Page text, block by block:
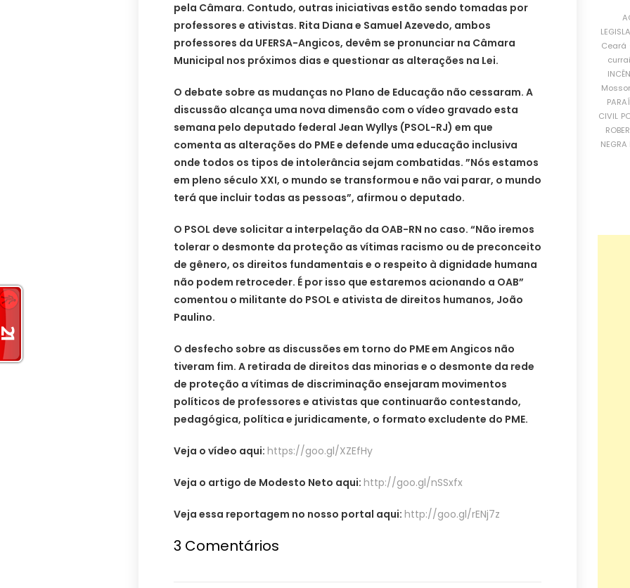
pela Câmara. Contudo, outras iniciativas estão sendo tomadas por
professores e ativistas. Rita Diana e Samuel Azevedo, ambos
professores da UFERSA-Angicos, devêm se pronunciar na Câmara
Municipal nos próximos dias e questionar as alterações na Lei.
O debate sobre as mudanças no Plano de Educação não cessaram. A
discussão alcança uma nova dimensão com o vídeo gravado esta
semana pelo deputado federal Jean Wyllys (PSOL-RJ) em que
comenta as alterações do PME e defende uma educação inclusiva
onde todos os tipos de intolerância sejam combatidas. ”Nós estamos
em pleno século XXI, o mundo se transformou e não vai parar, o mundo
terá que incluir todas as pessoas”, afirmou o deputado.
O PSOL deve solicitar a interpelação da OAB-RN no caso. “Não iremos
tolerar o desmonte da proteção as vítimas racismo ou de preconceito
de gênero, os direitos fundamentais e o respeito à dignidade humana
não podem retroceder. É por isso que estaremos acionando a OAB”
comentou o militante do PSOL e ativista de direitos humanos, João
Paulino.
O desfecho sobre as discussões em torno do PME em Angicos não
tiveram fim. A retirada de direitos das minorias e o desmonte da rede
de proteção a vítimas de discriminação ensejaram movimentos
políticos de professores e ativistas que continuarão contestando,
pedagógica, política e juridicamente, o formato excludente do PME.
Veja o vídeo aqui: https://goo.gl/XZEfHy
Veja o artigo de Modesto Neto aqui: http://goo.gl/nSSxfx
Veja essa reportagem no nosso portal aqui: http://goo.gl/rENj7z
3 Comentários
Ceará
CIVIL
NEGRA